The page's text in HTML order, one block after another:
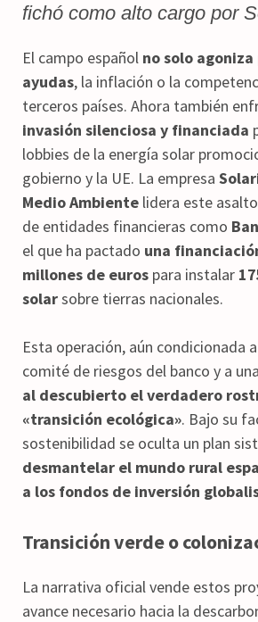
fichó como alto cargo por
El campo español no solo
ayudas, la inflación o la
terceros países. Ahora también
invasión silenciosa y financiada
lobbies de la energía solar
gobierno y la UE. La empresa
Medio Ambiente lidera este
de entidades financieras como
el que ha pactado una
millones de euros para instalar
solarsobre tierras nacionales.
Esta operación, aún condicionada
comité de riesgos del banco y a
al descubierto el verdadero
«transición ecológica». Bajo su
sostenibilidad se oculta un plan
desmantelar el mundo rural
a los fondos de inversión
Transición verde o
La narrativa oficial vende estos
avance necesario hacia la